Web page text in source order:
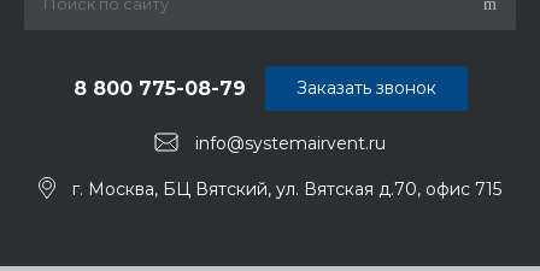
info@systemairvent.ru
8 800 775-08-79
г. Москва, БЦ Вятский, ул. Вятская д.70, офис 715
Заказать звонок